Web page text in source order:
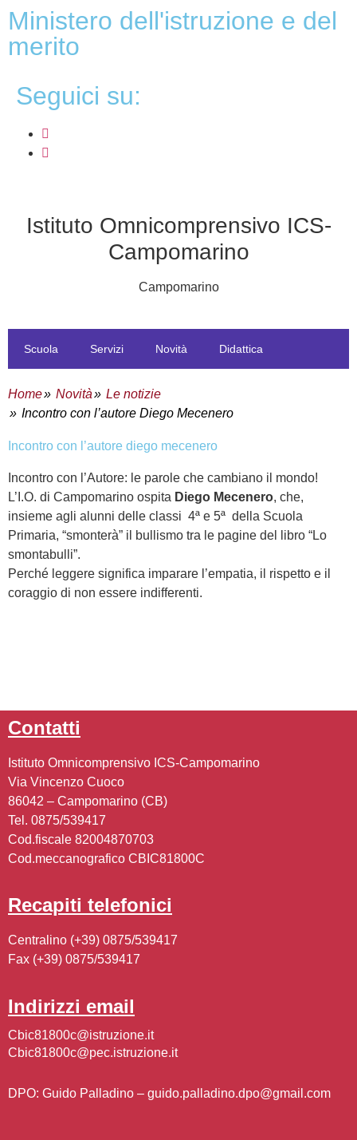
ministero dell'istruzione e del
merito
seguici su:
Istituto Omnicomprensivo ICS-
Campomarino
Campomarino
Scuola Servizi Novità Didattica
Home Novità
Le notizie
Incontro con l’autore Diego Mecenero
incontro con l’autore diego mecenero
Incontro con l’Autore: le parole che cambiano il mondo!
L’I.O. di Campomarino ospita Diego Mecenero, che,
insieme agli alunni delle classi 4ª e 5ª della Scuola
Primaria, “smonterà” il bullismo tra le pagine del libro “Lo
smontabulli”.
coraggio di non essere indifferenti.
contatti
Istituto Omnicomprensivo ICS-Campomarino
Via Vincenzo Cuoco
86042 – Campomarino (CB)
Tel. 0875/539417
Cod.fiscale 82004870703
Cod.meccanografico CBIC81800C
recapiti telefonici
Centralino (+39) 0875/539417
Fax (+39) 0875/539417
indirizzi email
cbic81800c@istruzione.it
cbic81800c@pec.istruzione.it
DPO: Guido Palladino – guido.palladino.dpo@gmail.com